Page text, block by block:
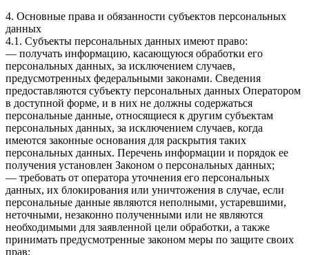
4. Основные права и обязанности субъектов персональных
данных
4.1. Субъекты персональных данных имеют право:
— получать информацию, касающуюся обработки его
персональных данных, за исключением случаев,
предусмотренных федеральными законами. Сведения
предоставляются субъекту персональных данных Оператором
в доступной форме, и в них не должны содержаться
персональные данные, относящиеся к другим субъектам
персональных данных, за исключением случаев, когда
имеются законные основания для раскрытия таких
персональных данных. Перечень информации и порядок ее
получения установлен Законом о персональных данных;
— требовать от оператора уточнения его персональных
данных, их блокирования или уничтожения в случае, если
персональные данные являются неполными, устаревшими,
неточными, незаконно полученными или не являются
необходимыми для заявленной цели обработки, а также
принимать предусмотренные законом меры по защите своих
прав;